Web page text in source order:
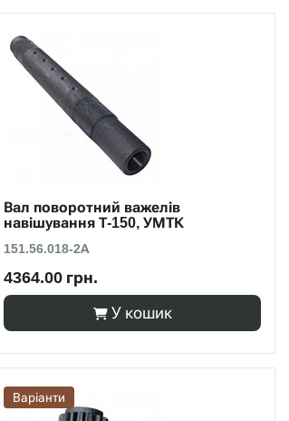
Вал поворотний важелів
навішування Т-150, УМТК
151.56.018-2А
4364.00 грн.
У кошик
Варіанти